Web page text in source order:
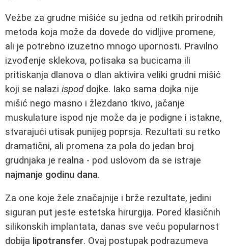
Vežbe za grudne mišiće su jedna od retkih prirodnih
metoda koja može da dovede do vidljive promene,
ali je potrebno izuzetno mnogo upornosti. Pravilno
izvođenje sklekova, potisaka sa bucicama ili
pritiskanja dlanova o dlan aktivira veliki grudni mišić
koji se nalazi ispoddojke. Iako sama dojka nije
mišić nego masno i žlezdano tkivo, jačanje
muskulature ispod nje može da je podigne i istakne,
stvarajući utisak punijeg poprsja. Rezultati su retko
dramatični, ali promena za pola do jedan broj
grudnjaka je realna - pod uslovom da se istraje
najmanje godinu dana.
Za one koje žele značajnije i brže rezultate, jedini
siguran put jeste estetska hirurgija. Pored klasičnih
silikonskih implantata, danas sve veću popularnost
dobija lipotransfer. Ovaj postupak podrazumeva